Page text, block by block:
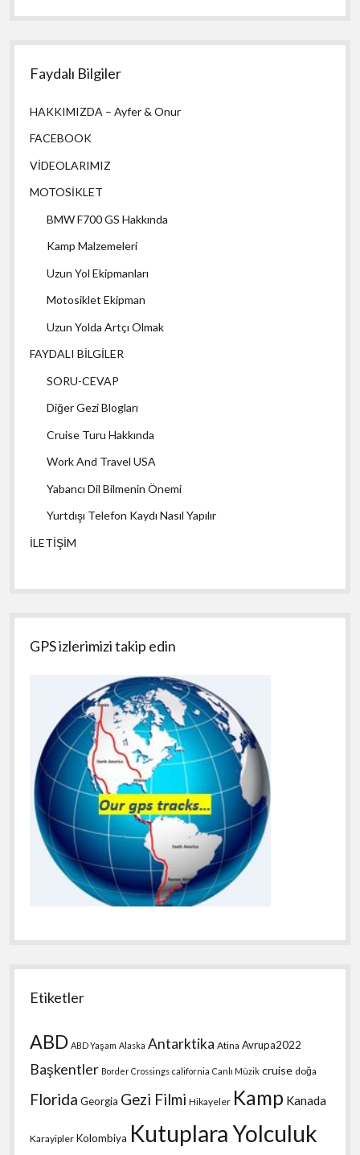
Faydalı Bilgiler
HAKKIMIZDA – Ayfer & Onur
FACEBOOK
VİDEOLARIMIZ
MOTOSİKLET
BMW F700 GS Hakkında
Kamp Malzemeleri
Uzun Yol Ekipmanları
Motosiklet Ekipman
Uzun Yolda Artçı Olmak
FAYDALI BİLGİLER
SORU-CEVAP
Diğer Gezi Blogları
Cruise Turu Hakkında
Work And Travel USA
Yabancı Dil Bilmenin Önemi
Yurtdışı Telefon Kaydı Nasıl Yapılır
İLETİŞİM
GPS izlerimizi takip edin
Etiketler
ABD ABD Yaşam Alaska Antarktika Atina Avrupa2022
Başkentler Border Crossings california Canlı Müzik cruise doğa
Florida Georgia Gezi Filmi Hikayeler Kamp Kanada
Karayipler Kolombiya Kutuplara Yolculuk